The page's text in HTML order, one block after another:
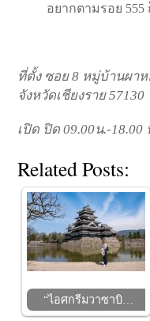
อยากตามรอย
ที่ตั้ง ซอย 8 หมู่บ้านผา
จังหวัดเชียงราย 57130
เปิด ปิด 09.00น.-
Related Posts:
“ไอศกรีมวาซาบิ…